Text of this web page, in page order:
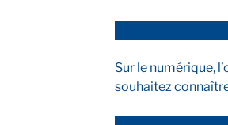
Sur le numérique,
souhaitez